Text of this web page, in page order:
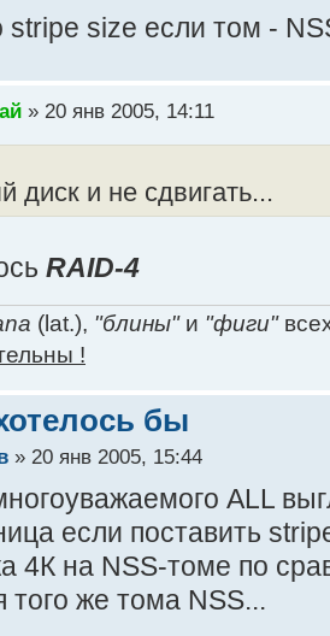
stripe size если том -
» 20 янв 2005, 14:11
диск и не сдвигать...
RAID-4
(lat.), "блины"и "фиги"
!
бы
» 20 янв 2005, 15:44
ALL
если поставить
4К на NSS-томе по
того же тома NSS...